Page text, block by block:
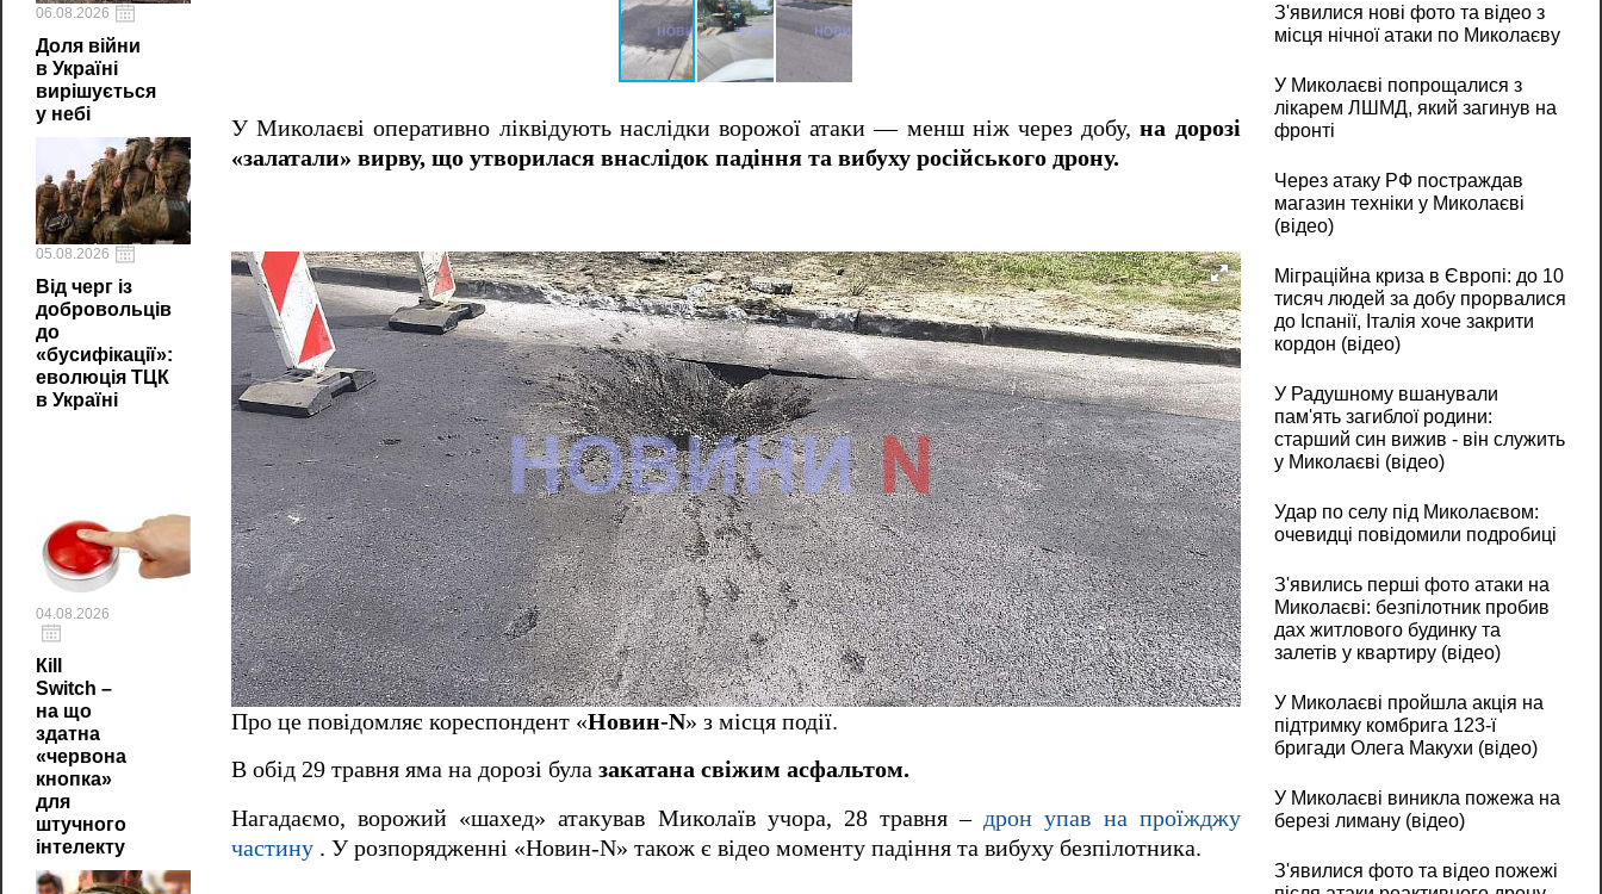
06.08.2026
Доля війни
в Україні
вирішується
у небі
05.08.2026
Від черг із
добровольців
до
«бусифікації»:
еволюція ТЦК
в Україні
04.08.2026
Кill
Switch –
на що
здатна
«червона
кнопка»
для
штучного
інтелекту
У Миколаєві оперативно ліквідують наслідки ворожої атаки — менш ніж через добу,на дорозі
«залатали» вирву, що утворилася внаслідок падіння та вибуху російського дрону.
Про це повідомляє кореспондент «Новин-N» з місця події.
В обід 29 травня яма на дорозі була закатана свіжим асфальтом.
Нагадаємо, ворожий «шахед» атакував Миколаїв учора, 28 травня – дрон упав на проїжджу
частину . У розпорядженні «Новин-N» також є відео моменту падіння та вибуху безпілотника.
З'явилися нові фото та відео з
місця нічної атаки по Миколаєву
У Миколаєві попрощалися з
лікарем ЛШМД, який загинув на
фронті
Через атаку РФ постраждав
магазин техніки у Миколаєві
(відео)
Міграційна криза в Європі: до 10
тисяч людей за добу прорвалися
до Іспанії, Італія хоче закрити
кордон (відео)
У Радушному вшанували
пам'ять загиблої родини:
старший син вижив - він служить
у Миколаєві (відео)
Удар по селу під Миколаєвом:
очевидці повідомили подробиці
З'явились перші фото атаки на
Миколаєві: безпілотник пробив
дах житлового будинку та
залетів у квартиру (відео)
У Миколаєві пройшла акція на
підтримку комбрига 123-ї
бригади Олега Макухи (відео)
У Миколаєві виникла пожежа на
березі лиману (відео)
З'явилися фото та відео пожежі